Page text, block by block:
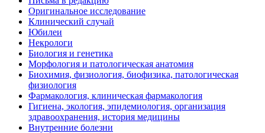
Оригинальное исследование
Клинический случай
Юбилеи
Некрологи
Биология и генетика
Морфология и патологическая анатомия
Биохимия, физиология, биофизика, патологическая
физиология
Фармакология, клиническая фармакология
Гигиена, экология, эпидемиология, организация
здравоохранения, история медицины
Внутренние болезни